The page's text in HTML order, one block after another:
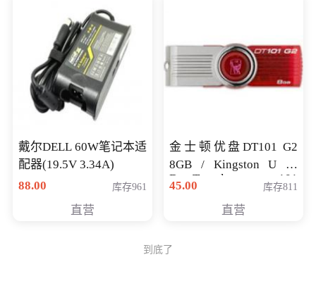
戴尔DELL 60W笔记本适
配器(19.5V 3.34A)
88.00
库存961
直营
金士顿优盘DT101 G2
8GB / Kingston U 盘
DataTraveler 101
Generati
45.00 库存811
直营
到底了